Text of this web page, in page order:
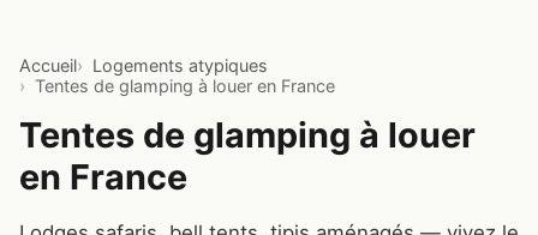
Accueil
Logements atypiques
Tentes de glamping à louer en France
Tentes de glamping à louer
en France